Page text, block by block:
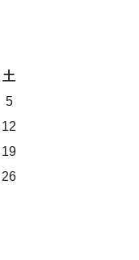
土
5
12
19
26